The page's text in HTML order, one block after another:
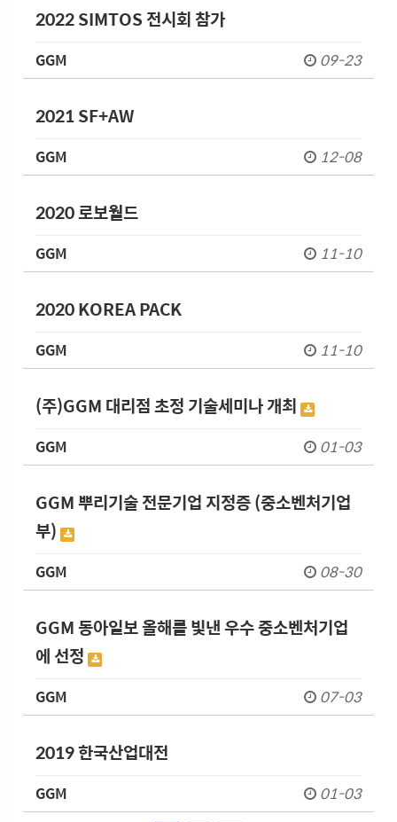
2022 SIMTOS 전시회 참가
GGM 09-23
2021 SF+AW
GGM 12-08
2020 로보월드
GGM 11-10
2020 KOREA PACK
GGM 11-10
(주)GGM 대리점 초정 기술세미나 개최
GGM 01-03
GGM 뿌리기술 전문기업 지정증 (중소벤처기업
부)
GGM 08-30
GGM 동아일보 올해를 빛낸 우수 중소벤처기업
에 선정
GGM 07-03
2019 한국산업대전
GGM
01-03